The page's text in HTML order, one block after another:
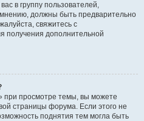
в группу пользователей,
должны быть предварительно
свяжитесь с
получения дополнительной
при просмотре темы, вы можете
страницы форума. Если этого не
поднятия тем могла быть